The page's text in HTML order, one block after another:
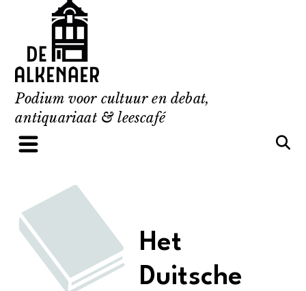
content
Podium voor cultuur en debat,
antiquariaat & leescafé
Het
Duitsche